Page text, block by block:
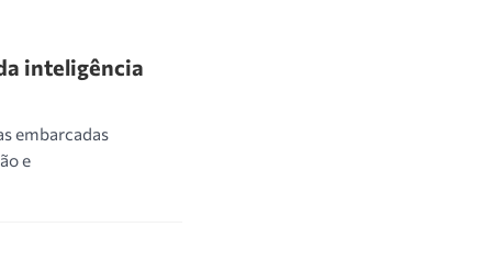
inteligência
embarcadas
e